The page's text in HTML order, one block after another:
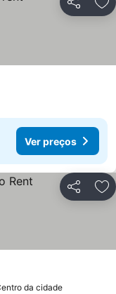
Partilhar
Ver preços
Partilhar
da cidade